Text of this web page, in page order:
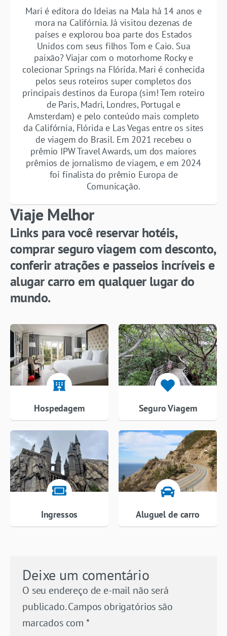
Mari é editora do Ideias na Mala há 14 anos e
mora na Califórnia. Já visitou dezenas de
países e explorou boa parte dos Estados
Unidos com seus filhos Tom e Caio. Sua
paixão? Viajar com o motorhome Rocky e
colecionar Springs na Flórida. Mari é conhecida
pelos seus roteiros super completos dos
principais destinos da Europa (sim! Tem roteiro
de Paris, Madri, Londres, Portugal e
Amsterdam) e pelo conteúdo mais completo
da Califórnia, Flórida e Las Vegas entre os sites
de viagem do Brasil. Em 2021 recebeu o
prêmio IPW Travel Awards, um dos maiores
prêmios de jornalismo de viagem, e em 2024
foi finalista do prêmio Europa de
Comunicação.
Viaje Melhor
Links para você reservar hotéis,
comprar seguro viagem com desconto,
conferir atrações e passeios incríveis e
alugar carro em qualquer lugar do
mundo.
Hospedagem Seguro Viagem
Ingressos Aluguel de carro
Deixe um comentário
O seu endereço de e-mail não será
publicado. Campos obrigatórios são
marcados com *